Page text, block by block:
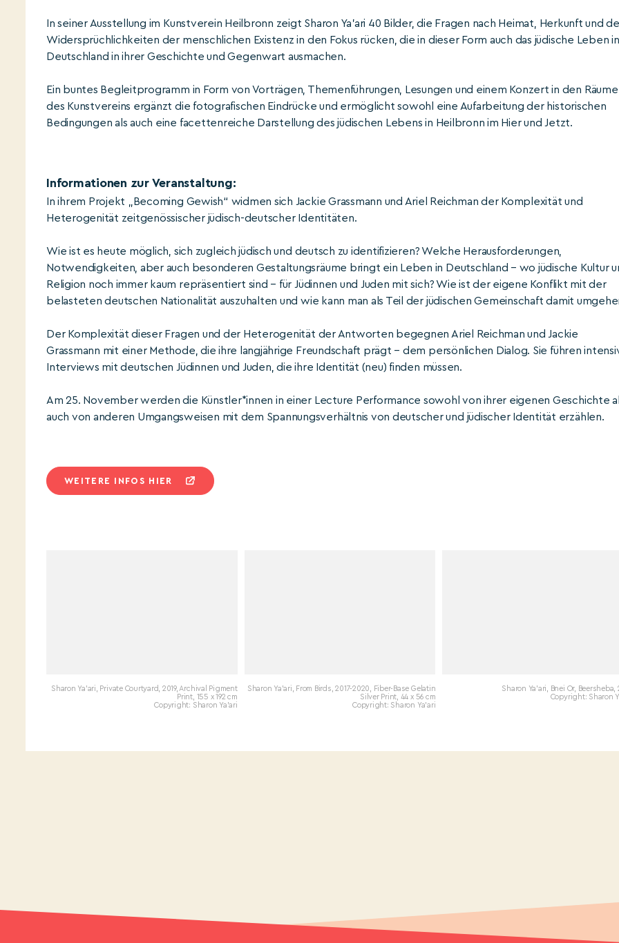
In seiner Ausstellung im Kunstverein Heilbronn zeigt Sharon Ya’ari 40 Bilder, die Fragen nach Heimat, Herkunft und
Widersprüchlichkeiten der menschlichen Existenz in den Fokus rücken, die in dieser Form auch das jüdische Leben in
Deutschland in ihrer Geschichte und Gegenwart ausmachen.
Ein buntes Begleitprogramm in Form von Vorträgen, Themenführungen, Lesungen und einem Konzert in den
des Kunstvereins ergänzt die fotografischen Eindrücke und ermöglicht sowohl eine Aufarbeitung der historischen
Bedingungen als auch eine facettenreiche Darstellung des jüdischen Lebens in Heilbronn im Hier und Jetzt.
Informationen zur Veranstaltung:
In ihrem Projekt „Becoming Gewish“ widmen sich Jackie Grassmann und Ariel Reichman der Komplexität und
Heterogenität zeitgenössischer jüdisch-deutscher Identitäten.
Wie ist es heute möglich, sich zugleich jüdisch und deutsch zu identifizieren? Welche Herausforderungen,
Notwendigkeiten, aber auch besonderen Gestaltungsräume bringt ein Leben in Deutschland – wo jüdische Kultur
Religion noch immer kaum repräsentiert sind – für Jüdinnen und Juden mit sich? Wie ist der eigene Konflikt mit der
belasteten deutschen Nationalität auszuhalten und wie kann man als Teil der jüdischen Gemeinschaft damit
Der Komplexität dieser Fragen und der Heterogenität der Antworten begegnen Ariel Reichman und Jackie
Grassmann mit einer Methode, die ihre langjährige Freundschaft prägt – dem persönlichen Dialog. Sie führen
Interviews mit deutschen Jüdinnen und Juden, die ihre Identität (neu) finden müssen.
Am 25. November werden die Künstler*innen in einer Lecture Performance sowohl von ihrer eigenen Geschichte
auch von anderen Umgangsweisen mit dem Spannungsverhältnis von deutscher und jüdischer Identität erzählen.
WEITERE INFOS HIER
Sharon Ya'ari, Private Courtyard, 2019, Archival Pigment
Print, 155 x 192 cm
Copyright: Sharon Ya'ari
Sharon Ya'ari, From Birds, 2017-2020, Fiber-Base Gelatin
Silver Print, 44 x 56 cm
Copyright: Sharon Ya'ari
Sharon Ya'ari, Bnei Or, Beersheba,
Copyright: Sharon